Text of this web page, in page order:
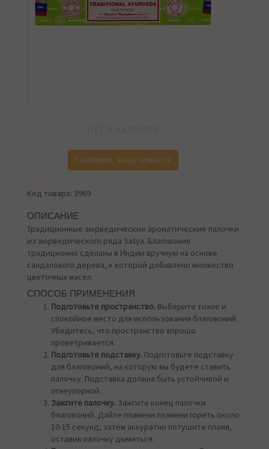
Сообщите, когда появится
Код товара: 3969
ОПИСАНИЕ
Традиционные аюрведические ароматические палочки
из аюрведического ряда Satya. Благовония
традиционно сделаны в Индии вручную на основе
сандалового дерева, к которой добавлено множество
цветочных масел.
СПОСОБ ПРИМЕНЕНИЯ
Подготовьте пространство. Выберите тихое и
спокойное место для использования благовоний.
Убедитесь, что пространство хорошо
проветривается.
Подготовьте подставку. Подготовьте подставку
для благовоний, на которую вы будете ставить
палочку. Подставка должна быть устойчивой и
огнеупорной.
Зажгите палочку. Зажгите конец палочки
благовоний. Дайте пламени пламени гореть около
10-15 секунд, затем аккуратно потушите пламя,
оставив палочку дымиться.